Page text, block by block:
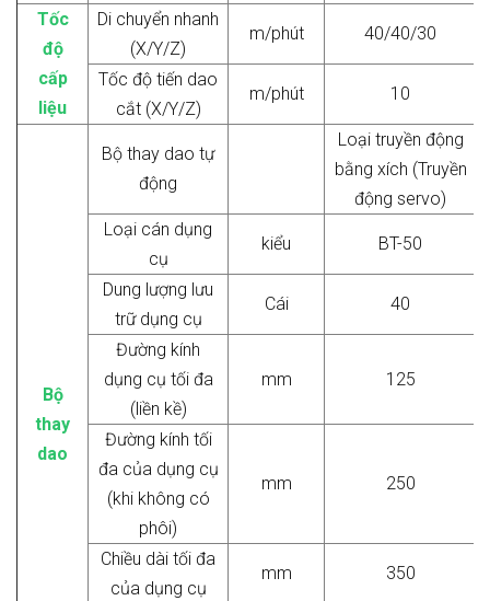
Tốc
độ
cấp
liệu
Di chuyển nhanh
(X/Y/Z)
m/phút 40/40/30
Tốc độ tiến dao
cắt (X/Y/Z)
m/phút 10
Bộ
thay
dao
Bộ thay dao tự
động
Loại truyền động
bằng xích (Truyền
động servo)
Loại cán dụng
cụ
kiểu BT-50
Dung lượng lưu
trữ dụng cụ
Cái 40
Đường kính
dụng cụ tối đa
(liền kề)
mm 125
Đường kính tối
đa của dụng cụ
(khi không có
phôi)
mm 250
Chiều dài tối đa
của dụng cụ
mm 350